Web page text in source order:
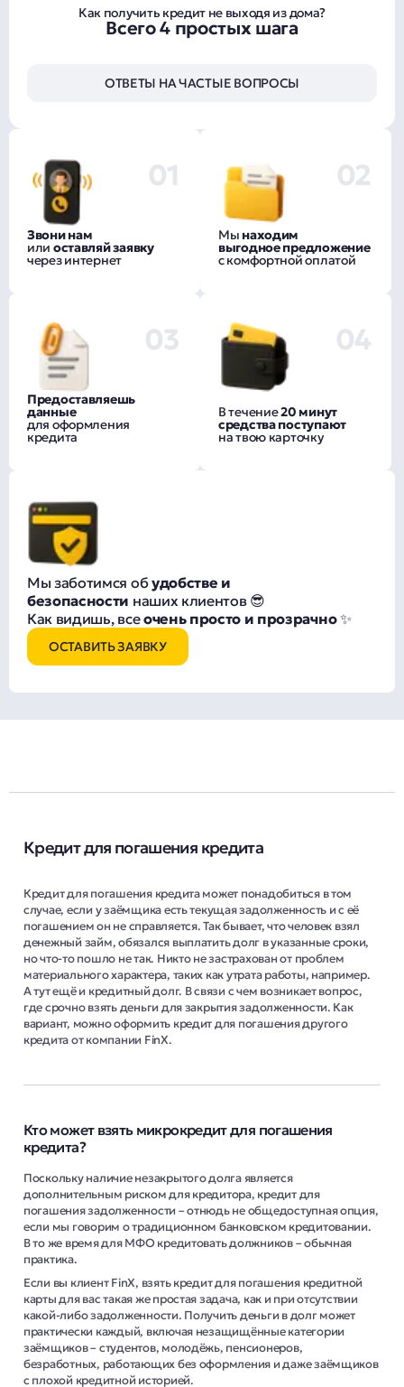
Как получить кредит не выходя из дома?
Всего 4 простых шага
ОТВЕТЫ НА ЧАСТЫЕ ВОПРОСЫ
01
Звони нам
или оставляй заявку
через интернет
02
Мы находим
выгодное предложение
с комфортной оплатой
03
Предоставляешь
данные
для оформления
кредита
04
В течение20 минут
средства поступают
на твою карточку
Мы заботимся обудобстве и
безопасности наших клиентов 😎
Как видишь, всеочень просто и прозрачно✨
ОСТАВИТЬ ЗАЯВКУ
Кредит для погашения кредита
Кредит для погашения кредита может понадобиться в том
случае, если у заёмщика есть текущая задолженность и с её
погашением он не справляется. Так бывает, что человек взял
денежный займ, обязался выплатить долг в указанные сроки,
но что-то пошло не так. Никто не застрахован от проблем
материального характера, таких как утрата работы, например.
А тут ещё и кредитный долг. В связи с чем возникает вопрос,
где срочно взять деньги для закрытия задолженности. Как
вариант, можно оформить кредит для погашения другого
кредита от компании FinX.
Кто может взять микрокредит для погашения
кредита?
Поскольку наличие незакрытого долга является
дополнительным риском для кредитора, кредит для
погашения задолженности – отнюдь не общедоступная опция,
если мы говорим о традиционном банковском кредитовании.
В то же время для МФО кредитовать должников – обычная
практика.
Если вы клиент FinX, взять кредит для погашения кредитной
карты для вас такая же простая задача, как и при отсутствии
какой-либо задолженности. Получить деньги в долг может
практически каждый, включая незащищённые категории
заёмщиков – студентов, молодёжь, пенсионеров,
безработных, работающих без оформления и даже заёмщиков
с плохой кредитной историей.